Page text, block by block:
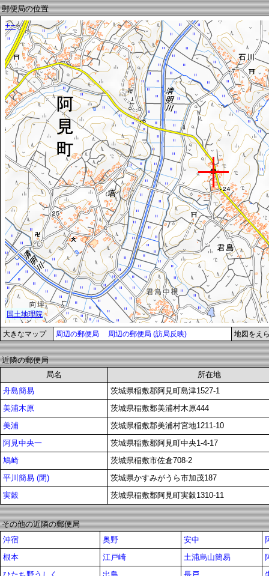
郵便局の位置
大きなマップ 周辺の郵便局 周辺の郵便局 (訪局反映) 地図をえ
近隣の郵便局
局名
所在地
舟島簡易
茨城県稲敷郡阿見町島津1527-1
美浦木原
茨城県稲敷郡美浦村木原444
美浦
茨城県稲敷郡美浦村宮地1211-10
阿見中央一
茨城県稲敷郡阿見町中央1-4-17
鳩崎
茨城県稲敷市佐倉708-2
平川簡易 (閉)
茨城県かすみがうら市加茂187
実穀
茨城県稲敷郡阿見町実穀1310-11
その他の近隣の郵便局
沖宿
奥野 安中
根本
江戸崎 土浦烏山簡易